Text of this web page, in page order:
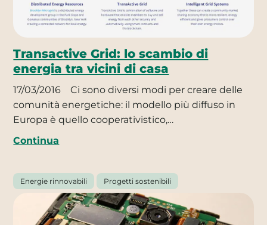
Transactive Grid: lo scambio di
energia tra vicini di casa
17/03/2016
Ci sono diversi modi per creare delle
comunità energetiche: il modello più diffuso in
Europa è quello cooperativistico,…
Continua
Energie rinnovabili Progetti sostenibili